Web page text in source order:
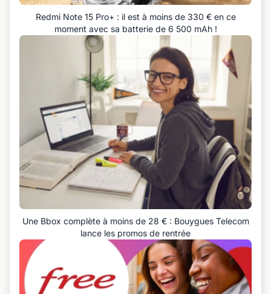
Redmi Note 15 Pro+ : il est à moins de 330 € en ce
moment avec sa batterie de 6 500 mAh !
Une Bbox complète à moins de 28 € : Bouygues Telecom
lance les promos de rentrée